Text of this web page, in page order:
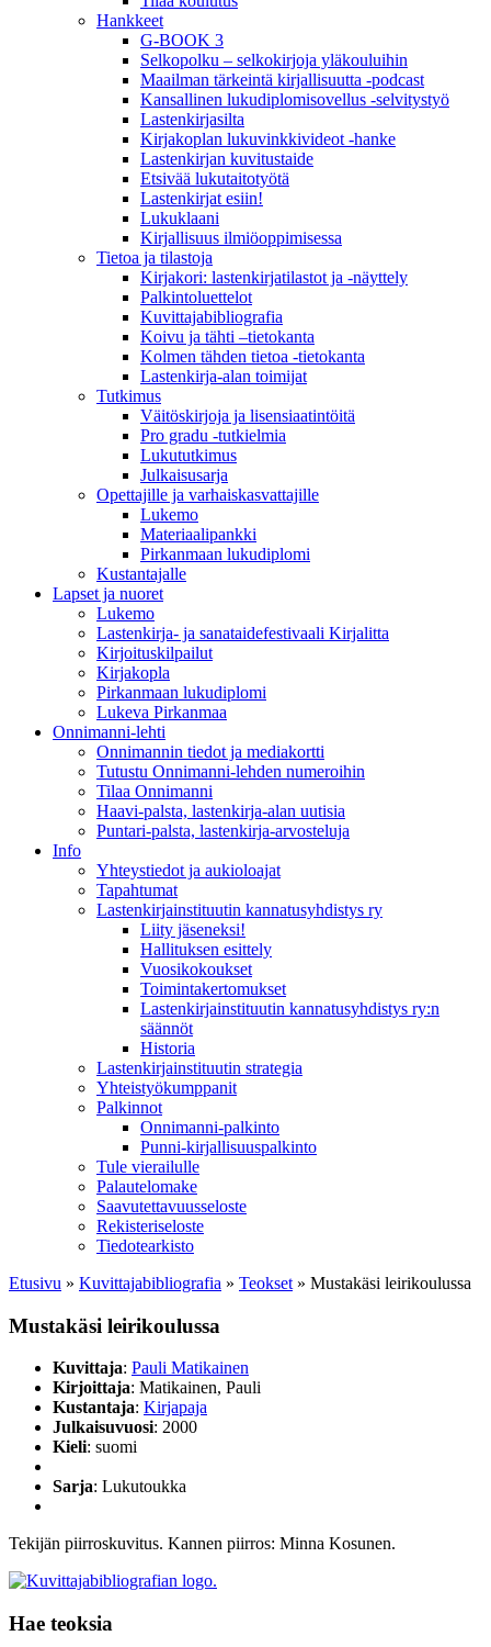
Hankkeet
G-BOOK 3
Selkopolku – selkokirjoja yläkouluihin
Maailman tärkeintä kirjallisuutta -podcast
Kansallinen lukudiplomisovellus -selvitystyö
Lastenkirjasilta
Kirjakoplan lukuvinkkivideot -hanke
Lastenkirjan kuvitustaide
Etsivää lukutaitotyötä
Lastenkirjat esiin!
Lukuklaani
Kirjallisuus ilmiöoppimisessa
Tietoa ja tilastoja
Kirjakori: lastenkirjatilastot ja -näyttely
Palkintoluettelot
Kuvittaja­bibliografia
Koivu ja tähti –tietokanta
Kolmen tähden tietoa -tietokanta
Lastenkirja-alan toimijat
Tutkimus
Väitöskirjoja ja lisensiaatintöitä
Pro gradu -tutkielmia
Lukututkimus
Julkaisusarja
Opettajille ja varhaiskasvattajille
Lukemo
Materiaalipankki
Pirkanmaan lukudiplomi
Kustantajalle
Lapset ja nuoret
Lukemo
Lastenkirja- ja sanataidefestivaali Kirjalitta
Kirjoituskilpailut
Kirjakopla
Pirkanmaan lukudiplomi
Lukeva Pirkanmaa
Onnimanni-lehti
Onnimannin tiedot ja mediakortti
Tutustu Onnimanni-lehden numeroihin
Tilaa Onnimanni
Haavi-palsta, lastenkirja-alan uutisia
Puntari-palsta, lastenkirja-arvosteluja
Info
Yhteystiedot ja aukioloajat
Tapahtumat
Lastenkirjainstituutin kannatusyhdistys ry
Liity jäseneksi!
Hallituksen esittely
Vuosikokoukset
Toimintakertomukset
Lastenkirjainstituutin kannatusyhdistys ry:n
säännöt
Historia
Lastenkirjainstituutin strategia
Yhteistyökumppanit
Palkinnot
Onnimanni-palkinto
Punni-kirjallisuuspalkinto
Tule vierailulle
Palautelomake
Saavutettavuusseloste
Rekisteriseloste
Tiedotearkisto
Etusivu » Kuvittaja­bibliografia » Teokset » Mustakäsi leirikoulussa
Mustakäsi leirikoulussa
Kuvittaja: Pauli Matikainen
Kirjoittaja: Matikainen, Pauli
Kustantaja: Kirjapaja
Julkaisuvuosi: 2000
Kieli: suomi
Sarja: Lukutoukka
Tekijän piirroskuvitus. Kannen piirros: Minna Kosunen.
Hae teoksia